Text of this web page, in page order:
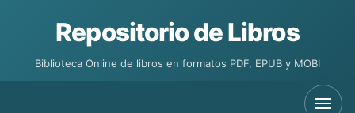
Repositorio de Libros
Biblioteca Online de libros en formatos PDF, EPUB y MOBI